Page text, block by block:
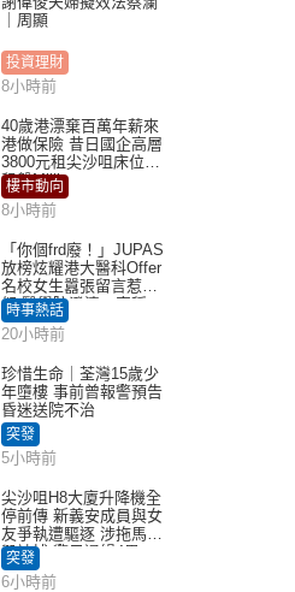
｜周顯
投資理財
8小時前
40歲港漂棄百萬年薪來
港做保險 昔日國企高層
3800元租尖沙咀床位｜
租盤Million
樓市動向
8小時前
「你個frd廢！」JUPAS
放榜炫耀港大醫科Offer
名校女生囂張留言惹眾
怒 醫學院澄清：宣稱
「40.5分獲錄取」不符事
實｜Juicy叮
時事熱話
20小時前
珍惜生命｜荃灣15歲少
年墮樓 事前曾報警預告
昏迷送院不治
突發
5小時前
尖沙咀H8大廈升降機全
停前傳 新義安成員與女
友爭執遭驅逐 涉拖馬刑
毀被捕 警另通緝4男
突發
6小時前